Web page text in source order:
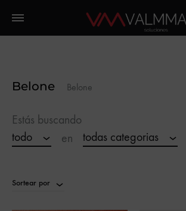
Belone Belone
Estás buscando
todo
en todas categorias
Sortear por